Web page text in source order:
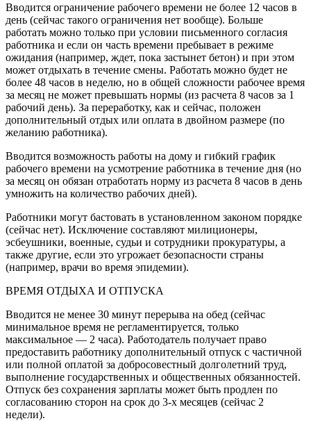
Вводится ограничение рабочего времени не более 12 часов в
день (сейчас такого ограничения нет вообще). Больше
работать можно только при условии письменного согласия
работника и если он часть времени пребывает в режиме
ожидания (например, ждет, пока застынет бетон) и при этом
может отдыхать в течение смены. Работать можно будет не
более 48 часов в неделю, но в общей сложности рабочее время
за месяц не может превышать нормы (из расчета 8 часов за 1
рабочий день). За переработку, как и сейчас, положен
дополнительный отдых или оплата в двойном размере (по
желанию работника).
Вводится возможность работы на дому и гибкий график
рабочего времени на усмотрение работника в течение дня (но
за месяц он обязан отработать норму из расчета 8 часов в день
умножить на количество рабочих дней).
Работники могут бастовать в установленном законом порядке
(сейчас нет). Исключение составляют милиционеры,
эсбеушники, военные, судьи и сотрудники прокуратуры, а
также другие, если это угрожает безопасности страны
(например, врачи во время эпидемии).
ВРЕМЯ ОТДЫХА И ОТПУСКА
Вводится не менее 30 минут перерыва на обед (сейчас
минимальное время не регламентируется, только
максимальное — 2 часа). Работодатель получает право
предоставить работнику дополнительный отпуск с частичной
или полной оплатой за добросовестный долголетний труд,
выполнение государственных и общественных обязанностей.
Отпуск без сохранения зарплаты может быть продлен по
согласованию сторон на срок до 3-х месяцев (сейчас 2
недели).